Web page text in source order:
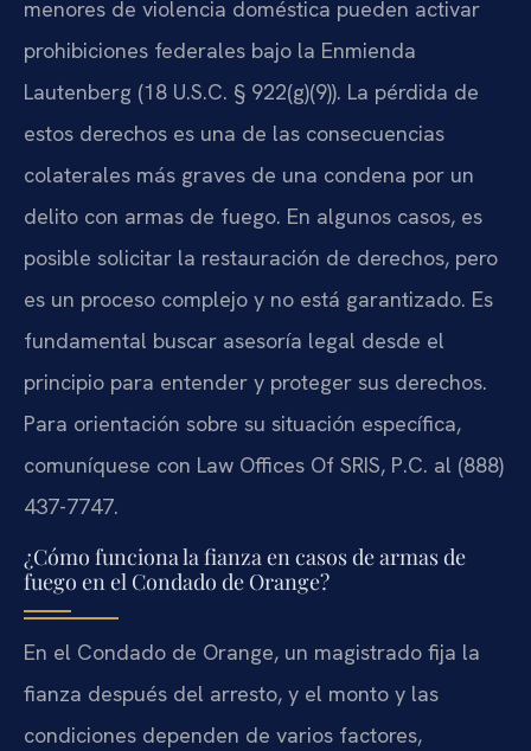
menores de violencia doméstica pueden activar
prohibiciones federales bajo la Enmienda
Lautenberg (18 U.S.C. § 922(g)(9)). La pérdida de
estos derechos es una de las consecuencias
colaterales más graves de una condena por un
delito con armas de fuego. En algunos casos, es
posible solicitar la restauración de derechos, pero
es un proceso complejo y no está garantizado. Es
fundamental buscar asesoría legal desde el
principio para entender y proteger sus derechos.
Para orientación sobre su situación específica,
comuníquese con Law Offices Of SRIS, P.C. al (888)
437-7747.
¿Cómo funciona la fianza en casos de armas de
fuego en el Condado de Orange?
En el Condado de Orange, un magistrado fija la
fianza después del arresto, y el monto y las
condiciones dependen de varios factores,